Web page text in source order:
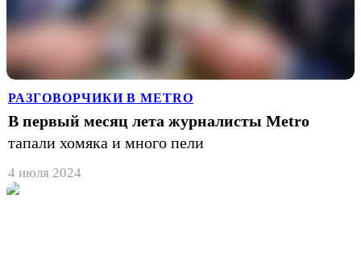
РАЗГОВОРЧИКИ В METRO
В первый месяц лета журналисты Metro
тапали хомяка и много пели
4 июля 2024